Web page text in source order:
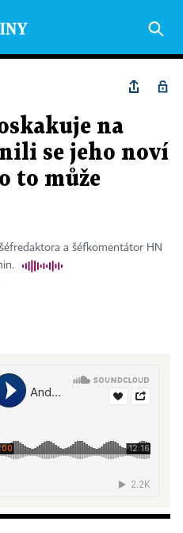
na
se jeho noví
to může
a šéfkomentátor HN